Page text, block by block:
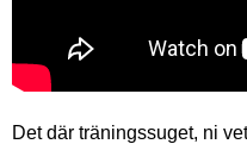
Det där träningssuget, ni